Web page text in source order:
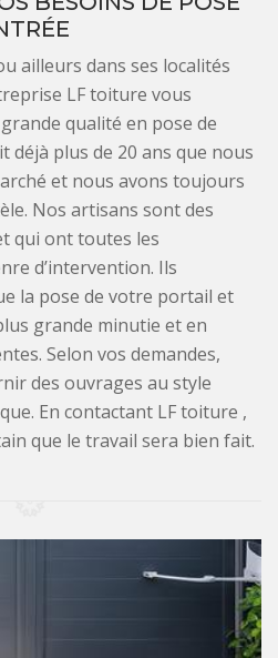
ailleurs dans ses localités
LF toiture vous
qualité en pose de
déjà plus de 20 ans que nous
et nous avons toujours
Nos artisans sont des
qui ont toutes les
d’intervention. Ils
la pose de votre portail et
grande minutie et en
Selon vos demandes,
des ouvrages au style
En contactant LF toiture ,
que le travail sera bien fait.